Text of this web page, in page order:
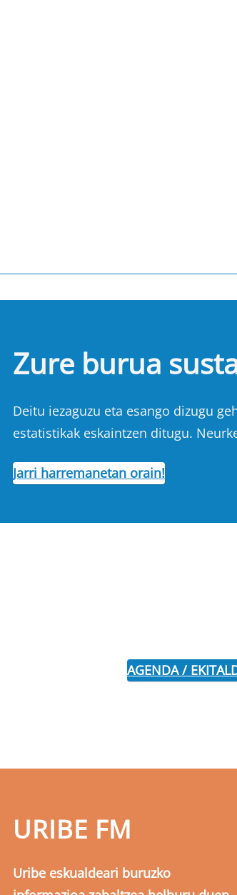
Zure burua
Deitu iezaguzu eta esango dizugu
estatistikak eskaintzen ditugu.
Jarri harremanetan orain!
AGENDA /
URIBE FM
Uribe eskualdeari buruzko